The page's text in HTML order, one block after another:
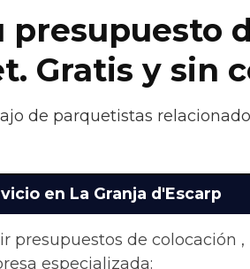
presupuesto
Gratis y sin
de parquetistas
en La Granja d'Escarp
presupuestos de
especializada: